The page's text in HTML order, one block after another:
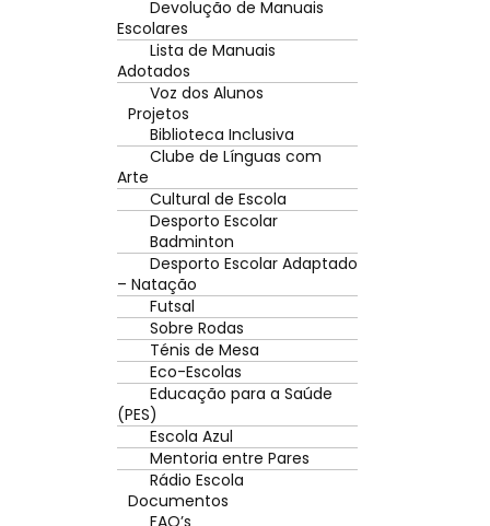
Devolução de Manuais
Escolares
Lista de Manuais
Adotados
Voz dos Alunos
Projetos
Biblioteca Inclusiva
Clube de Línguas com
Arte
Cultural de Escola
Desporto Escolar
Badminton
Desporto Escolar Adaptado
– Natação
Futsal
Sobre Rodas
Ténis de Mesa
Eco-Escolas
Educação para a Saúde
(PES)
Escola Azul
Mentoria entre Pares
Rádio Escola
Documentos
FAQ’s